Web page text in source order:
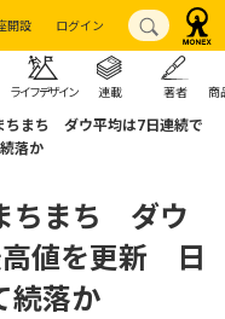
開設 ログイン
ライフデザイン 連載 著者 商
ちまち ダウ平均は7日連続で
落か
ちまち ダウ
高値を更新 日
続落か